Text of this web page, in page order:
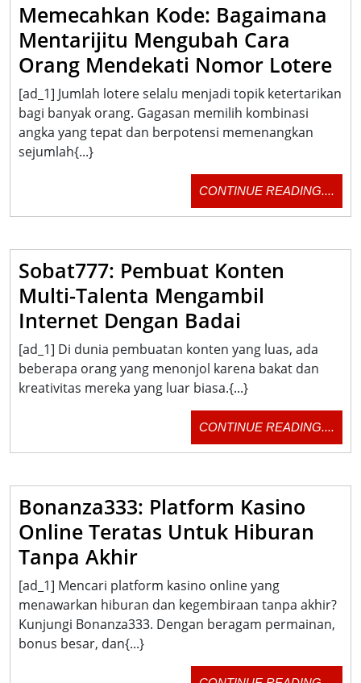
Memecahkan Kode: Bagaimana
Mentarijitu Mengubah Cara
Orang Mendekati Nomor Lotere
[ad_1] Jumlah lotere selalu menjadi topik ketertarikan
bagi banyak orang. Gagasan memilih kombinasi
angka yang tepat dan berpotensi memenangkan
sejumlah{...}
CONTINUE READING....
Sobat777: Pembuat Konten
Multi-Talenta Mengambil
Internet Dengan Badai
Pembuat
Konten
Multi-
Talenta
Mengambil
Dengan
Badai
[ad_1] Di dunia pembuatan konten yang luas, ada
beberapa orang yang menonjol karena bakat dan
kreativitas mereka yang luar biasa.{...}
CONTINUE READING....
Bonanza333: Platform Kasino
Online Teratas Untuk Hiburan
Tanpa AkhirBonanza333:
Platform
Kasino
Online
Teratas
[ad_1] Mencari platform kasino online yang
menawarkan hiburan dan kegembiraan tanpa akhir?
Kunjungi Bonanza333. Dengan beragam permainan,
bonus besar, dan{...}